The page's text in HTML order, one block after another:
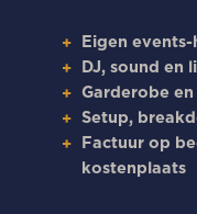
+
Eigen
+
DJ, sound en
+ Garderobe
+ Setup,
+
Factuur op
kostenplaats